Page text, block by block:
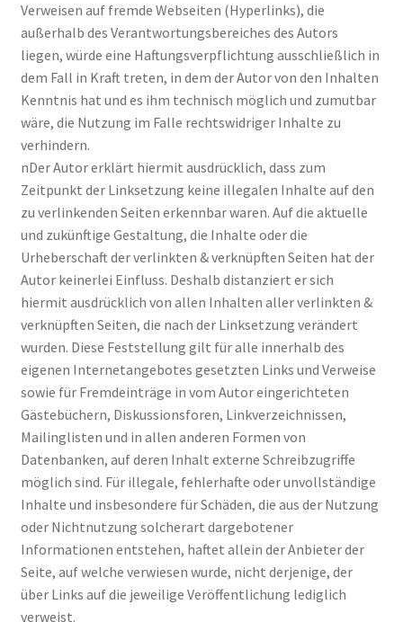
Verweisen auf fremde Webseiten (Hyperlinks), die
außerhalb des Verantwortungsbereiches des Autors
liegen, würde eine Haftungsverpflichtung ausschließlich in
dem Fall in Kraft treten, in dem der Autor von den Inhalten
Kenntnis hat und es ihm technisch möglich und zumutbar
wäre, die Nutzung im Falle rechtswidriger Inhalte zu
verhindern.
nDer Autor erklärt hiermit ausdrücklich, dass zum
Zeitpunkt der Linksetzung keine illegalen Inhalte auf den
zu verlinkenden Seiten erkennbar waren. Auf die aktuelle
und zukünftige Gestaltung, die Inhalte oder die
Urheberschaft der verlinkten & verknüpften Seiten hat der
Autor keinerlei Einfluss. Deshalb distanziert er sich
hiermit ausdrücklich von allen Inhalten aller verlinkten &
verknüpften Seiten, die nach der Linksetzung verändert
wurden. Diese Feststellung gilt für alle innerhalb des
eigenen Internetangebotes gesetzten Links und Verweise
sowie für Fremdeinträge in vom Autor eingerichteten
Gästebüchern, Diskussionsforen, Linkverzeichnissen,
Mailinglisten und in allen anderen Formen von
Datenbanken, auf deren Inhalt externe Schreibzugriffe
möglich sind. Für illegale, fehlerhafte oder unvollständige
Inhalte und insbesondere für Schäden, die aus der Nutzung
oder Nichtnutzung solcherart dargebotener
Informationen entstehen, haftet allein der Anbieter der
Seite, auf welche verwiesen wurde, nicht derjenige, der
über Links auf die jeweilige Veröffentlichung lediglich
verweist.